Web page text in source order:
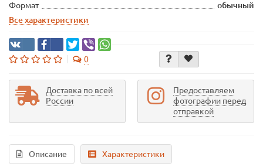
Формат
обычный
Все характеристики
0
Доставка по всей
России
Предоставляем
фотографии перед
отправкой
Описание Характеристики